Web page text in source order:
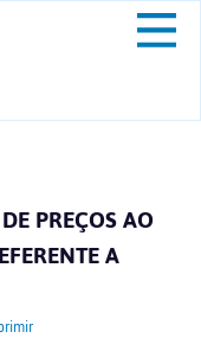
PREÇOS AO
A